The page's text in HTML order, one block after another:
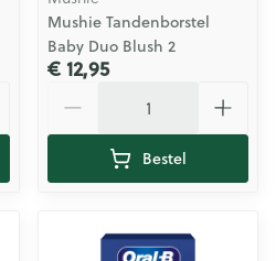
Mushie Tandenborstel
Baby Duo Blush 2
€ 12,95
Bestel